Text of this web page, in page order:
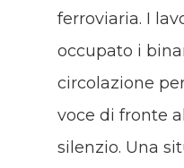
ferroviaria. I
occupato i
circolazione
voce di fronte
silenzio. Una